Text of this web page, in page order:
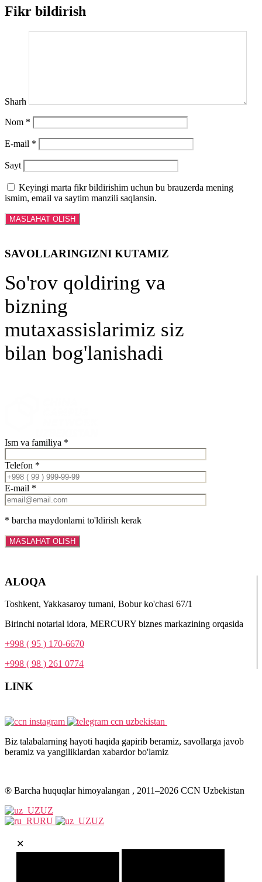
Fikr bildirish
Sharh
Nom *
E-mail *
Sayt
Keyingi marta fikr bildirishim uchun bu brauzerda mening
ismim, email va saytim manzili saqlansin.
SAVOLLARINGIZNI KUTAMIZ
So'rov qoldiring va
bizning
mutaxassislarimiz siz
bilan bog'lanishadi
Ism va familiya *
Telefon *
E-mail *
* barcha maydonlarni to'ldirish kerak
ALOQA
Toshkent, Yakkasaroy tumani, Bobur ko'chasi 67/1
Birinchi notarial idora, MERCURY biznes markazining orqasida
+998 ( 95 ) 170-6670
+998 ( 98 ) 261 0774
LINK
Biz talabalarning hayoti haqida gapirib beramiz, savollarga javob
beramiz va yangiliklardan xabardor bo'lamiz
® Barcha huquqlar himoyalangan , 2011–2026 CCN Uzbekistan
UZ
RU
UZ
✕